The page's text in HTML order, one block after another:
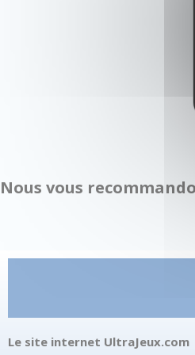
Nous vous
Le site internet UltraJeux.com